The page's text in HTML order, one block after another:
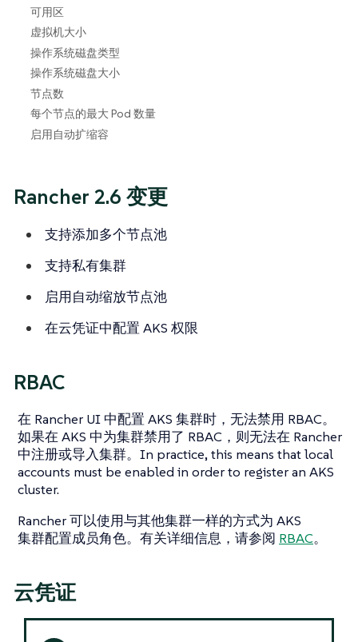
可用区
虚拟机大小
操作系统磁盘类型
操作系统磁盘大小
节点数
每个节点的最大 Pod 数量
启用自动扩缩容
Rancher 2.6 变更
支持添加多个节点池
支持私有集群
启用自动缩放节点池
在云凭证中配置 AKS 权限
RBAC
在 Rancher UI 中配置 AKS 集群时，无法禁用 RBAC。
如果在 AKS 中为集群禁用了 RBAC，则无法在 Rancher
中注册或导入集群。In practice, this means that local
accounts must be enabled in order to register an AKS
cluster.
Rancher 可以使用与其他集群一样的方式为 AKS
集群配置成员角色。有关详细信息，请参阅 RBAC。
云凭证